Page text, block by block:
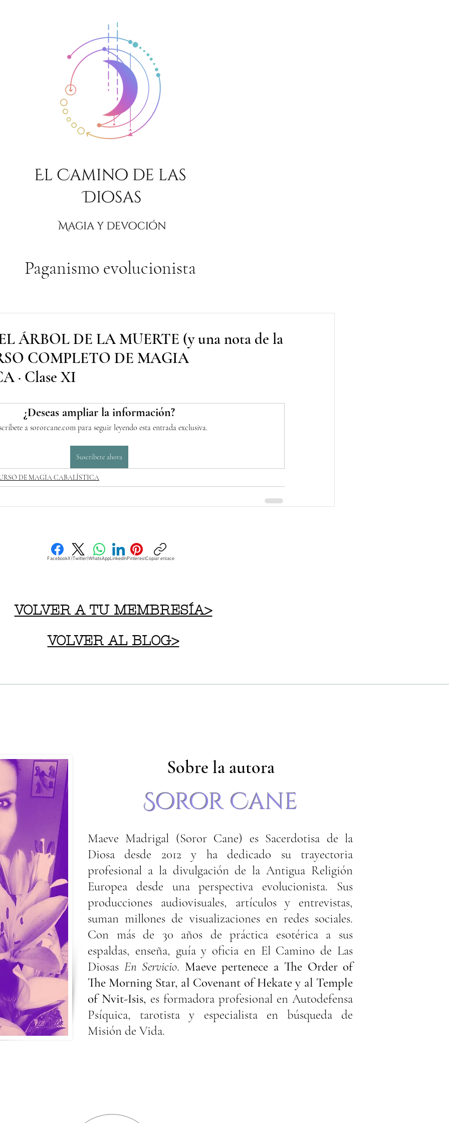
Paganismo evolucionista
ÁRBOL DE LA MUERTE (y una nota de la
COMPLETO DE MAGIA
· Clase XI
¿Deseas ampliar la información?
a sororcane.com para seguir leyendo esta entrada exclusiva.
Suscríbete ahora
DE MAGIA CABALÍSTICA
FacebookX (Twitter)WhatsAppLinkedInPinterestCopiar enlace
VOLVER A TU MEMBRESÍA>
VOLVER AL BLOG>
Sobre la autora
Soror Cane
Maeve Madrigal (Soror Cane) es Sacerdotisa de la
Diosa desde 2012 y ha dedicado su trayectoria
profesional a la divulgación de la Antigua Religión
Europea desde una perspectiva evolucionista. Sus
producciones audiovisuales, artículos y entrevistas,
suman millones de visualizaciones en redes sociales.
Con más de 30 años de práctica esotérica a sus
espaldas, enseña, guía y oficia en El Camino de Las
Diosas En Servicio. Maeve pertenece a The Order of
The Morning Star, al Covenant of Hekate y al Temple
of Nvit-Isis, es formadora profesional en Autodefensa
Psíquica, tarotista y especialista en búsqueda de
Misión de Vida.